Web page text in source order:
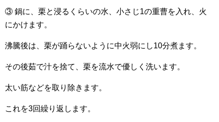
③ 鍋に、栗と浸るくらいの水、小さじ1の重曹を入れ、火
にかけます。
沸騰後は、栗が踊らないように中火弱にし10分煮ます。
その後茹で汁を捨て、栗を流水で優しく洗います。
太い筋などを取り除きます。
これを3回繰り返します。